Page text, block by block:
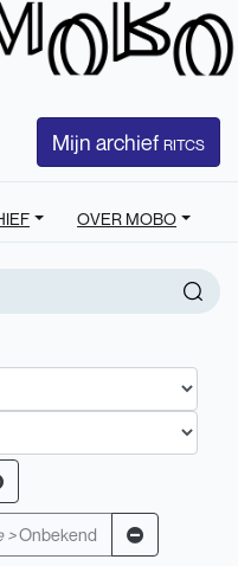
Mijn archief RITCS
OVER MOBO
>Onbekend